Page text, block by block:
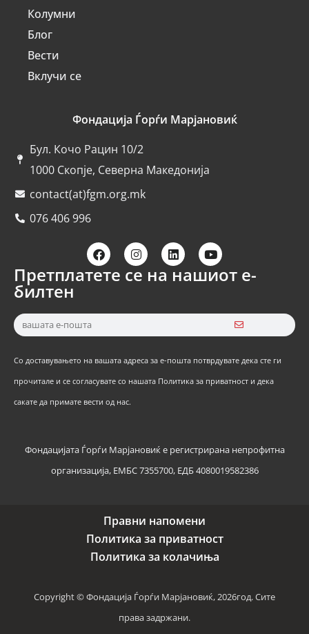
Колумни
Блог
Вести
Вклучи се
Фондација Ѓорѓи Марјановиќ
Бул. Кочо Рацин 10/2
1000 Скопје, Северна Македонија
contact(at)fgm.org.mk
076 406 996
Претплатете се на нашиот е-
билтен
Со доставувањето на вашата адреса за е-пошта потврдувате дека сте ги
прочитале и се согласувате со нашата Политика за приватност и дека
сакате да примате вести од нас.
Фондацијата Ѓорѓи Марјановиќ е регистрирана непрофитна
организација, ЕМБС 7355700, ЕДБ 4080019582386
Правни напомени
Политика за приватност
Политика за колачиња
Copyright © Фондација Ѓорѓи Марјановиќ, 2026год. Сите
права задржани.